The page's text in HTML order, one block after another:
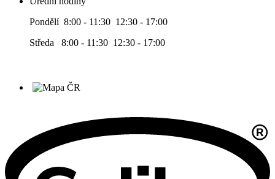
Pondělí 8:00 - 11:30 12:30 - 17:00
Středa 8:00 - 11:30 12:30 - 17:00